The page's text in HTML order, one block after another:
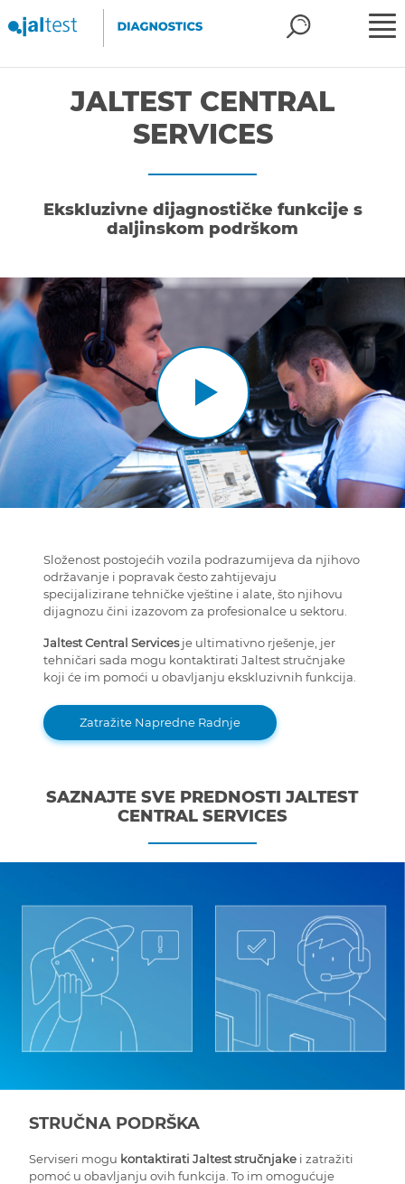
JALTEST CENTRAL
SERVICES
Ekskluzivne dijagnostičke funkcije s
daljinskom podrškom
Složenost postojećih vozila podrazumijeva da njihovo
održavanje i popravak često zahtijevaju
specijalizirane tehničke vještine i alate, što njihovu
dijagnozu čini izazovom za profesionalce u sektoru.
Jaltest Central Servicesje ultimativno rješenje, jer
tehničari sada mogu kontaktirati Jaltest stručnjake
koji će im pomoći u obavljanju ekskluzivnih funkcija.
Zatražite Napredne Radnje
SAZNAJTE SVE PREDNOSTI JALTEST
CENTRAL SERVICES
STRUČNA PODRŠKA
Serviseri mogu kontaktirati Jaltest stručnjake i zatražiti
pomoć u obavljanju ovih funkcija. To im omogućuje